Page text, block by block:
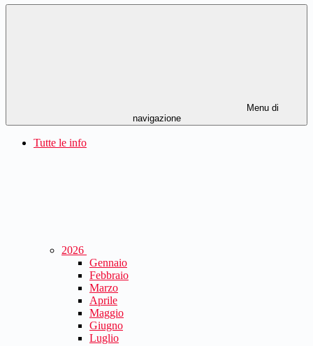
Menu di
navigazione
Tutte le info
2026
Gennaio
Febbraio
Marzo
Aprile
Maggio
Giugno
Luglio